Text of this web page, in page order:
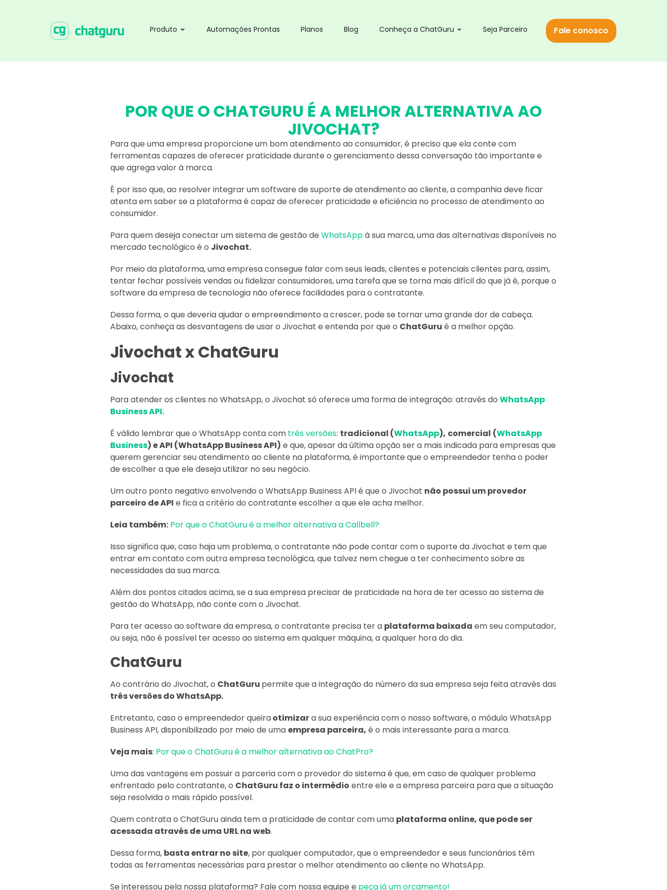
Produto Automações Prontas Planos Blog Conheça a ChatGuru Seja Parceiro Fale conosco
POR QUE O CHATGURU É A MELHOR ALTERNATIVA AO
JIVOCHAT?
Para que uma empresa proporcione um bom atendimento ao consumidor, é preciso que ela conte com
ferramentas capazes de oferecer praticidade durante o gerenciamento dessa conversação tão importante e
que agrega valor à marca.
É por isso que, ao resolver integrar um software de suporte de atendimento ao cliente, a companhia deve ficar
atenta em saber se a plataforma é capaz de oferecer praticidade e eficiência no processo de atendimento ao
consumidor.
Para quem deseja conectar um sistema de gestão de WhatsAppà sua marca, uma das alternativas disponíveis no
mercado tecnológico é o Jivochat.
Por meio da plataforma, uma empresa consegue falar com seus leads, clientes e potenciais clientes para, assim,
tentar fechar possíveis vendas ou fidelizar consumidores, uma tarefa que se torna mais difícil do que já é, porque o
software da empresa de tecnologia não oferece facilidades para o contratante.
Dessa forma, o que deveria ajudar o empreendimento a crescer, pode se tornar uma grande dor de cabeça.
Abaixo, conheça as desvantagens de usar o Jivochat e entenda por que o ChatGuru é a melhor opção.
Jivochat x ChatGuru
Jivochat
Para atender os clientes no WhatsApp, o Jivochat só oferece uma forma de integração: através do WhatsApp
Business API.
É válido lembrar que o WhatsApp conta com três versões: tradicional (WhatsApp), comercial (WhatsApp
Business) e API (WhatsApp Business API) e que, apesar da última opção ser a mais indicada para empresas que
querem gerenciar seu atendimento ao cliente na plataforma, é importante que o empreendedor tenha o poder
de escolher a que ele deseja utilizar no seu negócio.
Um outro ponto negativo envolvendo o WhatsApp Business API é que o Jivochat não possui um provedor
parceiro de API e fica a critério do contratante escolher a que ele acha melhor.
Leia também: Por que o ChatGuru é a melhor alternativa a Callbell?
Isso significa que, caso haja um problema, o contratante não pode contar com o suporte da Jivochat e tem que
entrar em contato com outra empresa tecnológica, que talvez nem chegue a ter conhecimento sobre as
necessidades da sua marca.
Além dos pontos citados acima, se a sua empresa precisar de praticidade na hora de ter acesso ao sistema de
gestão do WhatsApp, não conte com o Jivochat.
Para ter acesso ao software da empresa, o contratante precisa ter a plataforma baixada em seu computador,
ou seja, não é possível ter acesso ao sistema em qualquer máquina, a qualquer hora do dia.
ChatGuru
Ao contrário do Jivochat, o ChatGuru permite que a integração do número da sua empresa seja feita através das
três versões do WhatsApp.
Entretanto, caso o empreendedor queiraotimizara sua experiência com o nosso software, o módulo WhatsApp
Business API, disponibilizado por meio de uma empresa parceira, é o mais interessante para a marca.
Veja mais: Por que o ChatGuru é a melhor alternativa ao ChatPro?
Uma das vantagens em possuir a parceria com o provedor do sistema é que, em caso de qualquer problema
enfrentado pelo contratante, o ChatGuru faz o intermédio entre ele e a empresa parceira para que a situação
seja resolvida o mais rápido possível.
Quem contrata o ChatGuru ainda tem a praticidade de contar com uma plataforma online, que pode ser
acessada através de uma URL na web.
Dessa forma, basta entrar no site, por qualquer computador, que o empreendedor e seus funcionários têm
todas as ferramentas necessárias para prestar o melhor atendimento ao cliente no WhatsApp.
Se interessou pela nossa plataforma? Fale com nossa equipe e peça já um orçamento!